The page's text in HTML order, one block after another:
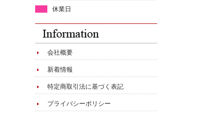
休業日
会社概要
新着情報
特定商取引法に基づく表記
プライバシーポリシー